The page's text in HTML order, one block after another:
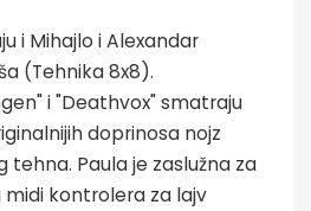
i Mihajlo i Alexandar
(Tehnika 8x8).
i "Deathvox" smatraju
doprinosa nojz
Paula je zaslužna za
kontrolera za lajv